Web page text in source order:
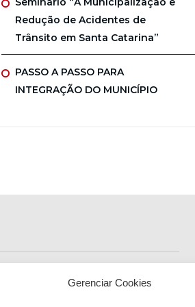
Gerenciar Cookies
Redução de Acidentes de
Trânsito em Santa Catarina”
PASSO A PASSO PARA
INTEGRAÇÃO DO MUNICÍPIO
ENDEREÇO